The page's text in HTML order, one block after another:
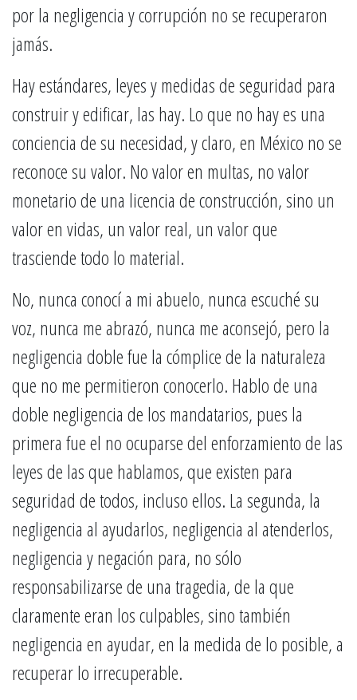
por la negligencia y corrupción no se recuperaron
jamás.
Hay estándares, leyes y medidas de seguridad para
construir y edificar, las hay. Lo que no hay es una
conciencia de su necesidad, y claro, en México no se
reconoce su valor. No valor en multas, no valor
monetario de una licencia de construcción, sino un
valor en vidas, un valor real, un valor que
trasciende todo lo material.
No, nunca conocí a mi abuelo, nunca escuché su
voz, nunca me abrazó, nunca me aconsejó, pero la
negligencia doble fue la cómplice de la naturaleza
que no me permitieron conocerlo. Hablo de una
doble negligencia de los mandatarios, pues la
primera fue el no ocuparse del enforzamiento de las
leyes de las que hablamos, que existen para
seguridad de todos, incluso ellos. La segunda, la
negligencia al ayudarlos, negligencia al atenderlos,
negligencia y negación para, no sólo
responsabilizarse de una tragedia, de la que
claramente eran los culpables, sino también
negligencia en ayudar, en la medida de lo posible, a
recuperar lo irrecuperable.